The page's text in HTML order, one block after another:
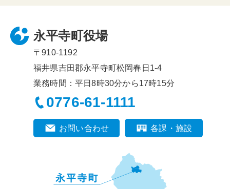
永平寺町役場
〒910-1192
福井県吉田郡永平寺町松岡春日1-4
業務時間：平日8時30分から17時15分
0776-61-1111
お問い合わせ 各課・施設